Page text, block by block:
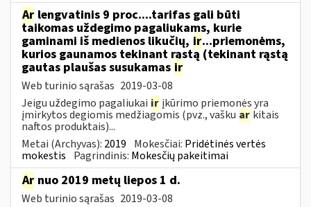
Ar lengvatinis 9 proc....tarifas gali būti
taikomas uždegimo pagaliukams, kurie
gaminami iš medienos likučių, ir...priemonėms,
kurios gaunamos tekinant rąstą (tekinant rąstą
gautas plaušas susukamas ir
Web turinio sąrašas 2019-03-08
Jeigu uždegimo pagaliukai ir įkūrimo priemonės yra
įmirkytos degiomis medžiagomis (pvz., vašku ar kitais
naftos produktais)...
Metai (Archyvas): 2019 Mokesčiai: Pridėtinės vertės
mokestis Pagrindinis: Mokesčių pakeitimai
Ar nuo 2019 metų liepos 1 d.
Web turinio sąrašas 2019-03-08